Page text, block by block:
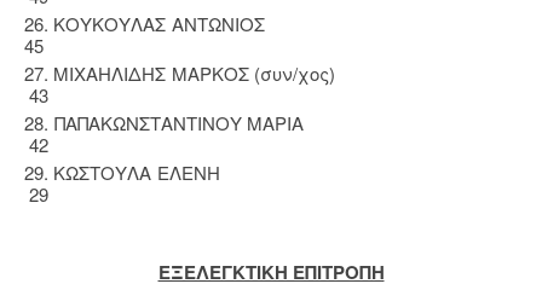
26. ΚΟΥΚΟΥΛΑΣ ΑΝΤΩΝΙΟΣ
45
27. ΜΙΧΑΗΛΙΔΗΣ ΜΑΡΚΟΣ (συν/χος)
43
28. ΠΑΠΑΚΩΝΣΤΑΝΤΙΝΟΥ ΜΑΡΙΑ
42
29. ΚΩΣΤΟΥΛΑ ΕΛΕΝΗ
29
ΕΞΕΛΕΓΚΤΙΚΗ ΕΠΙΤΡΟΠΗ